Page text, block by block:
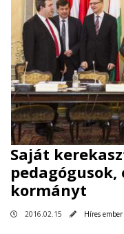
Saját
pedagógusok,
kormányt
2016.02.15 Híres ember